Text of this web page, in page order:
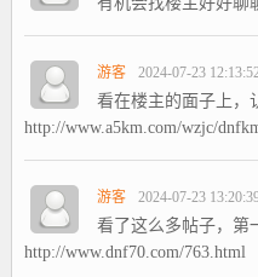
游客 2024-07-23
看在楼主的面子上，
http://www.a5km.com/wzjc/
游客 2024-07-23
看了这么多帖子，第
http://www.dnf70.com/763.html